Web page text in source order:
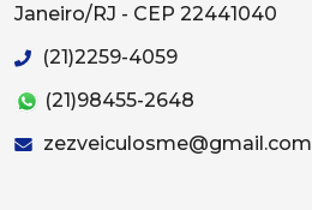
Janeiro/RJ - CEP 22441040
(21)2259-4059
(21)98455-2648
zezveiculosme@gmail.com